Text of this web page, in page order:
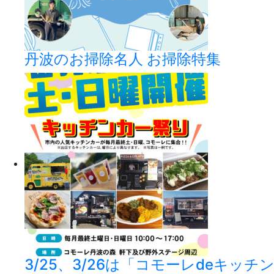
丹波のお掃除名人 お掃除特集
3/25、3/26は「コモーレdeキッチン